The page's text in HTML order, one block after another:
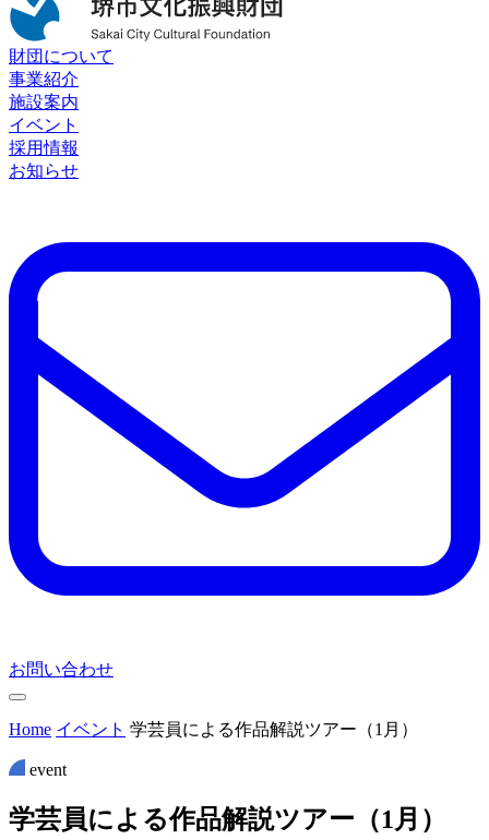
財団について
事業紹介
施設案内
イベント
採用情報
お知らせ
お問い合わせ
Home イベント 学芸員による作品解説ツアー（1月）
event
学芸員によ る作品解説ツアー （1 月 ）